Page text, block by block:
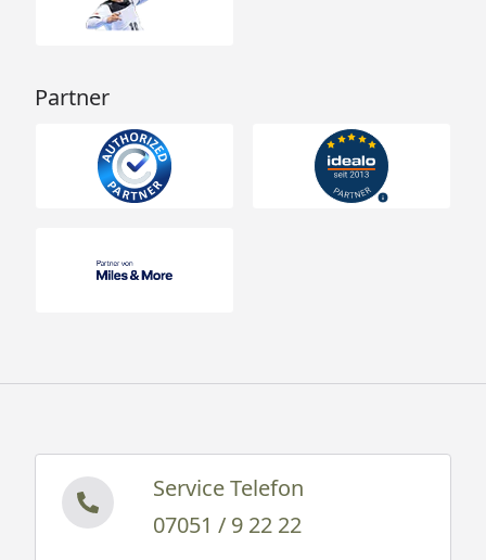
Partner
Service Telefon
07051 / 9 22 22